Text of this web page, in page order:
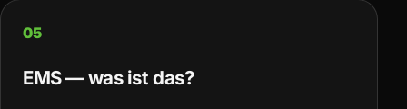
05
EMS — was ist das?